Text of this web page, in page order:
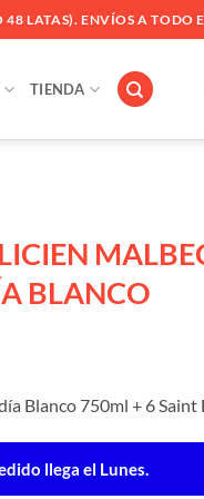
LATAS). ENVÍOS A TODO
TIENDA
BLANCO
Blanco 750ml + 6
llega el Lunes.